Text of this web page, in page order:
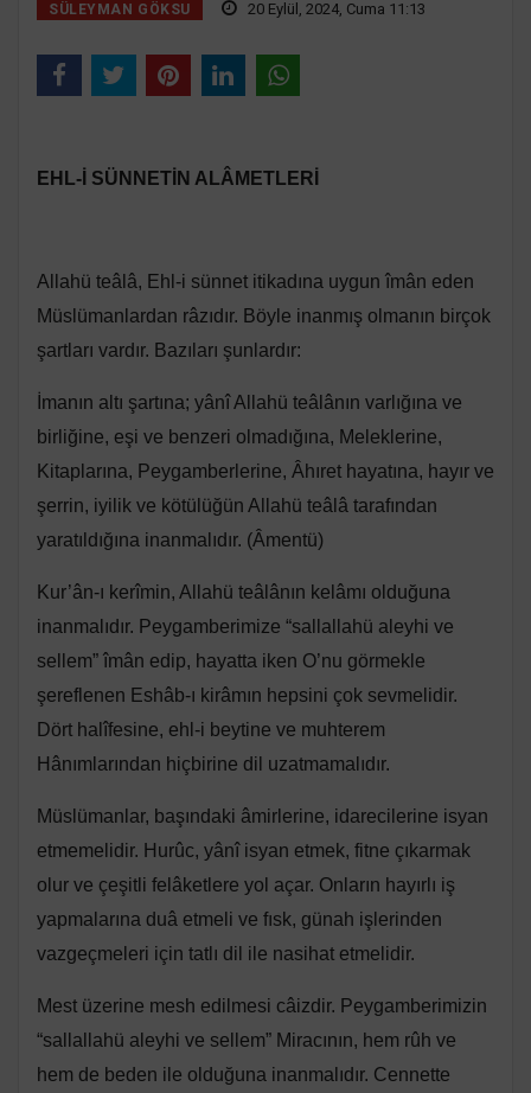
SÜLEYMAN GÖKSU 20 Eylül, 2024, Cuma 11:13
EHL-İ SÜNNETİN ALÂMETLERİ
Allahü teâlâ, Ehl-i sünnet itikadına uygun îmân eden
Müslümanlardan râzıdır. Böyle inanmış olmanın birçok
şartları vardır. Bazıları şunlardır:
İmanın altı şartına; yânî Allahü teâlânın varlığına ve
birliğine, eşi ve benzeri olmadığına, Meleklerine,
Kitaplarına, Peygamberlerine, Âhıret hayatına, hayır ve
şerrin, iyilik ve kötülüğün Allahü teâlâ tarafından
yaratıldığına inanmalıdır. (Âmentü)
Kur’ân-ı kerîmin, Allahü teâlânın kelâmı olduğuna
inanmalıdır. Peygamberimize “sallallahü aleyhi ve
sellem” îmân edip, hayatta iken O’nu görmekle
şereflenen Eshâb-ı kirâmın hepsini çok sevmelidir.
Dört halîfesine, ehl-i beytine ve muhterem
Hânımlarından hiçbirine dil uzatmamalıdır.
Müslümanlar, başındaki âmirlerine, idarecilerine isyan
etmemelidir. Hurûc, yânî isyan etmek, fitne çıkarmak
olur ve çeşitli felâketlere yol açar. Onların hayırlı iş
yapmalarına duâ etmeli ve fısk, günah işlerinden
vazgeçmeleri için tatlı dil ile nasihat etmelidir.
Mest üzerine mesh edilmesi câizdir. Peygamberimizin
“sallallahü aleyhi ve sellem” Miracının, hem rûh ve
hem de beden ile olduğuna inanmalıdır. Cennette